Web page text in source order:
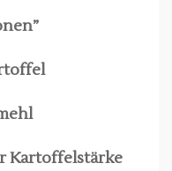
Kartoffelstärke